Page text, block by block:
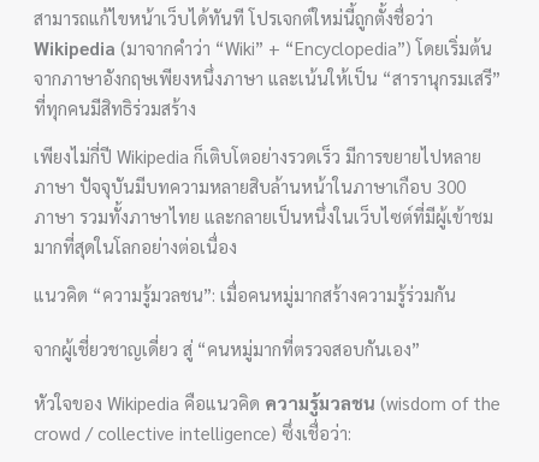
สามารถแก้ไขหน้าเว็บได้ทันที โปรเจกต์ใหม่นี้ถูกตั้งชื่อว่า
Wikipedia (มาจากคำว่า “Wiki” + “Encyclopedia”) โดยเริ่มต้น
จากภาษาอังกฤษเพียงหนึ่งภาษา และเน้นให้เป็น “สารานุกรมเสรี”
ที่ทุกคนมีสิทธิร่วมสร้าง
เพียงไม่กี่ปี Wikipedia ก็เติบโตอย่างรวดเร็ว มีการขยายไปหลาย
ภาษา ปัจจุบันมีบทความหลายสิบล้านหน้าในภาษาเกือบ 300
ภาษา รวมทั้งภาษาไทย และกลายเป็นหนึ่งในเว็บไซต์ที่มีผู้เข้าชม
มากที่สุดในโลกอย่างต่อเนื่อง
แนวคิด “ความรู้มวลชน”: เมื่อคนหมู่มากสร้างความรู้ร่วมกัน
จากผู้เชี่ยวชาญเดี่ยว สู่ “คนหมู่มากที่ตรวจสอบกันเอง”
หัวใจของ Wikipedia คือแนวคิด ความรู้มวลชน (wisdom of the
crowd / collective intelligence) ซึ่งเชื่อว่า: